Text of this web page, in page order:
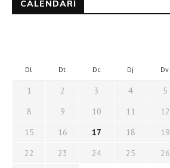
CALENDARI
Dl Dt Dc Dj Dv
1 2 3 4 5
8
9 10 11 12
15
16 17 18 19
22
23 24 25 26